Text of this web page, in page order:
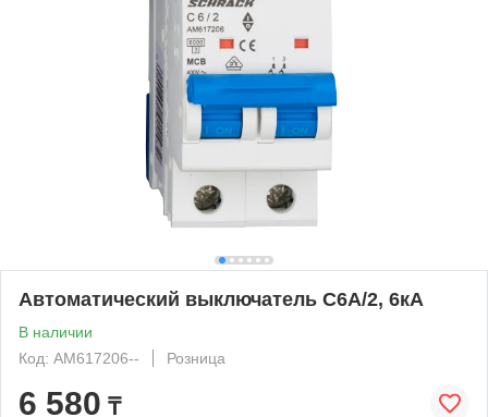
Автоматический выключатель C6А/2, 6кА
В наличии
Код: AM617206--
Розница
6 580 ₸